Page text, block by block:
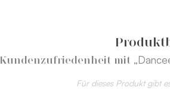
Kundenzufriedenheit mit
Für dieses Produkt gibt